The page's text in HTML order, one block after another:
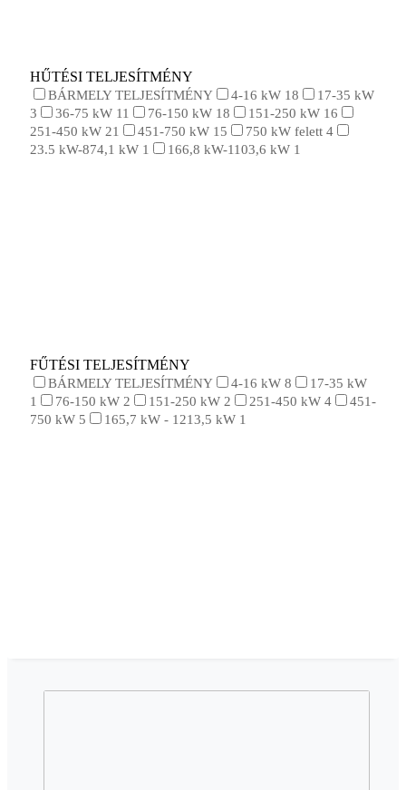
HŰTÉSI TELJESÍTMÉNY
BÁRMELY TELJESÍTMÉNY 4-16 kW 18
17-35 kW
3
36-75 kW 11 76-150 kW 18 151-250 kW 16
251-450 kW 21 451-750 kW 15 750 kW felett 4
23.5 kW-874,1 kW 1 166,8 kW-1103,6 kW 1
FŰTÉSI TELJESÍTMÉNY
BÁRMELY TELJESÍTMÉNY 4-16 kW 8
17-35 kW
1
76-150 kW 2 151-250 kW 2 251-450 kW 4
451-
750 kW 5 165,7 kW - 1213,5 kW 1